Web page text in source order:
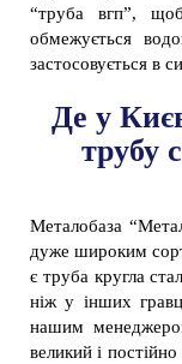
“труба вгп”,
обмежується
застосовується в
Де у
трубу
Металобаза
дуже широким
є труба кругла
ніж у інших
нашим
великий і